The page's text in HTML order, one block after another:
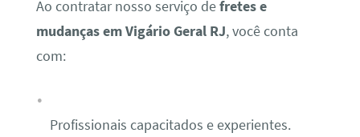
Ao contratar nosso serviço defretes e
mudanças em Vigário Geral RJ, você conta
com:
Profissionais capacitados e experientes.